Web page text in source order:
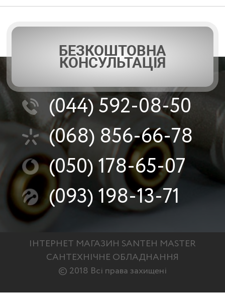
БЕЗКОШТОВНА
КОНСУЛЬТАЦІЯ
(044)592-08-50
(068) 856-66-78
(050)178-65-07
(093)198-13-71
ІНТЕРНЕТ МАГАЗИН SANTEH MASTER
САНТЕХНІЧНЕ ОБЛАДНАННЯ
© 2018 Всі права захищені